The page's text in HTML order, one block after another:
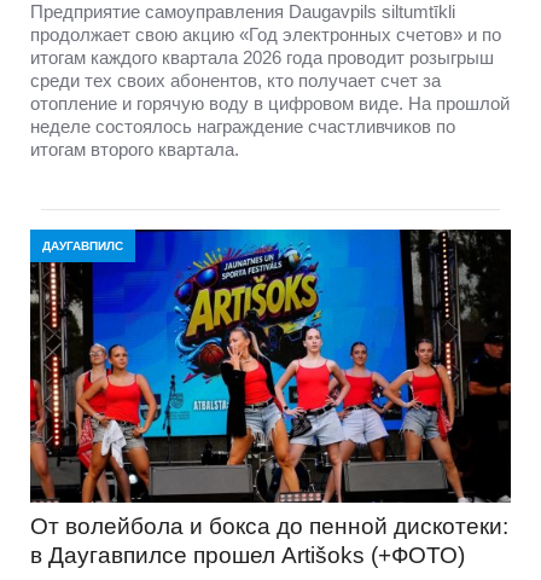
Предприятие самоуправления Daugavpils siltumtīkli
продолжает свою акцию «Год электронных счетов» и по
итогам каждого квартала 2026 года проводит розыгрыш
среди тех своих абонентов, кто получает счет за
отопление и горячую воду в цифровом виде. На прошлой
неделе состоялось награждение счастливчиков по
итогам второго квартала.
ДАУГАВПИЛС
От волейбола и бокса до пенной дискотеки:
в Даугавпилсе прошел Artišoks (+ФОТО)